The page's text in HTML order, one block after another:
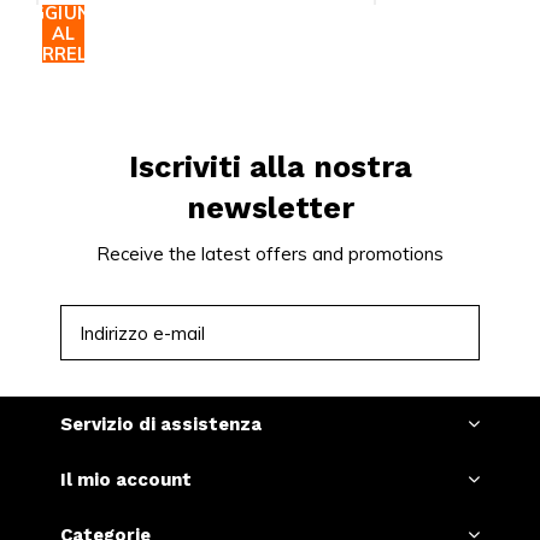
AGGIUNGI
AL
CARRELLO
Iscriviti alla nostra
newsletter
Receive the latest offers and promotions
Servizio di assistenza
Il mio account
Categorie